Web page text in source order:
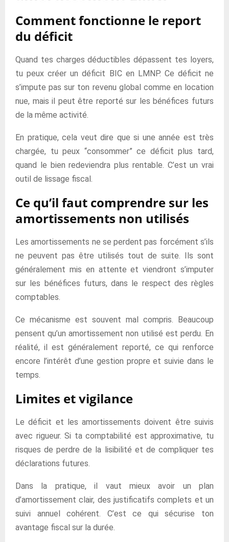
Comment fonctionne le report
du déficit
Quand tes charges déductibles dépassent tes loyers,
tu peux créer un déficit BIC en LMNP. Ce déficit ne
s’impute pas sur ton revenu global comme en location
nue, mais il peut être reporté sur les bénéfices futurs
de la même activité.
En pratique, cela veut dire que si une année est très
chargée, tu peux “consommer” ce déficit plus tard,
quand le bien redeviendra plus rentable. C’est un vrai
outil de lissage fiscal.
Ce qu’il faut comprendre sur les
amortissements non utilisés
Les amortissements ne se perdent pas forcément s’ils
ne peuvent pas être utilisés tout de suite. Ils sont
généralement mis en attente et viendront s’imputer
sur les bénéfices futurs, dans le respect des règles
comptables.
Ce mécanisme est souvent mal compris. Beaucoup
pensent qu’un amortissement non utilisé est perdu. En
réalité, il est généralement reporté, ce qui renforce
encore l’intérêt d’une gestion propre et suivie dans le
temps.
Limites et vigilance
Le déficit et les amortissements doivent être suivis
avec rigueur. Si ta comptabilité est approximative, tu
risques de perdre de la lisibilité et de compliquer tes
déclarations futures.
Dans la pratique, il vaut mieux avoir un plan
d’amortissement clair, des justificatifs complets et un
suivi annuel cohérent. C’est ce qui sécurise ton
avantage fiscal sur la durée.